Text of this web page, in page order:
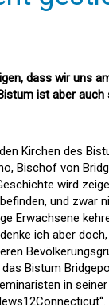
dass wir uns
ist aber
Kirchen des
Bischof von
wird
und zwar
Erwachsene
ich aber
Bistum
in